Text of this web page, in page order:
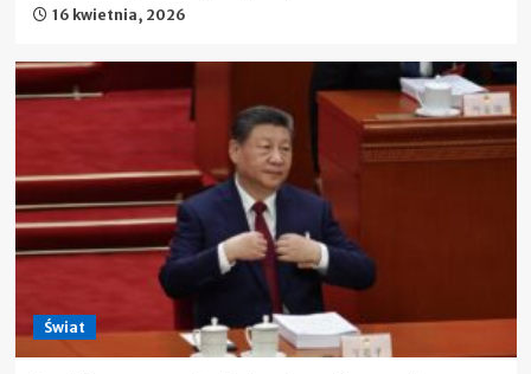
16 kwietnia, 2026
Świat